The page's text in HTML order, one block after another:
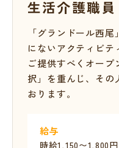
生活介護職
「グランドール西
にないアクティビテ
ご提供すべくオー
択」を重んじ、その
おります。
給与
時給1,150〜1,800